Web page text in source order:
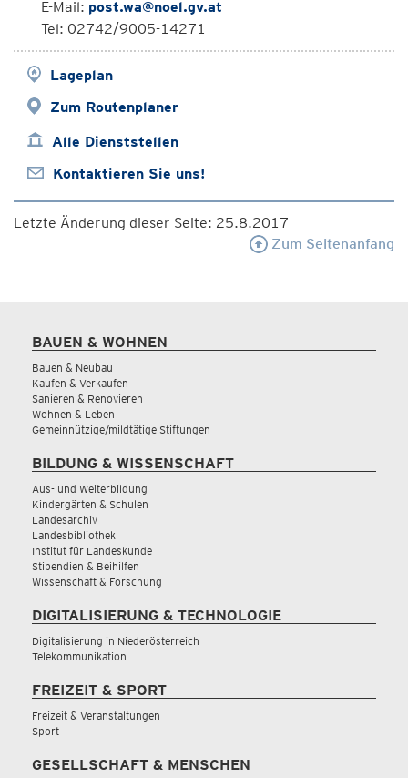
E-Mail: post.wa@noel.gv.at
Tel: 02742/9005-14271
Lageplan
Zum Routenplaner
Alle Dienststellen
Kontaktieren Sie uns!
Letzte Änderung dieser Seite: 25.8.2017
Zum Seitenanfang
BAUEN & WOHNEN
Bauen & Neubau
Kaufen & Verkaufen
Sanieren & Renovieren
Wohnen & Leben
Gemeinnützige/mildtätige Stiftungen
BILDUNG & WISSENSCHAFT
Aus- und Weiterbildung
Kindergärten & Schulen
Landesarchiv
Landesbibliothek
Institut für Landeskunde
Stipendien & Beihilfen
Wissenschaft & Forschung
DIGITALISIERUNG & TECHNOLOGIE
Digitalisierung in Niederösterreich
Telekommunikation
FREIZEIT & SPORT
Freizeit & Veranstaltungen
Sport
GESELLSCHAFT & MENSCHEN